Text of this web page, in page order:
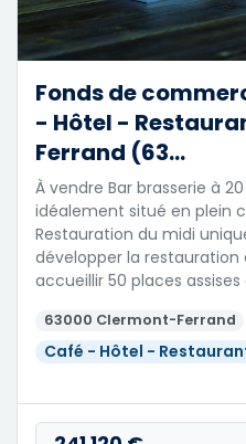
Fonds de
- Hôtel -
Ferrand (63...
À vendre Bar brasserie à
idéalement situé en plein
Restauration du midi
développer la restauration
accueillir 50 places
63000 Clermont-Ferrand
Café - Hôtel -